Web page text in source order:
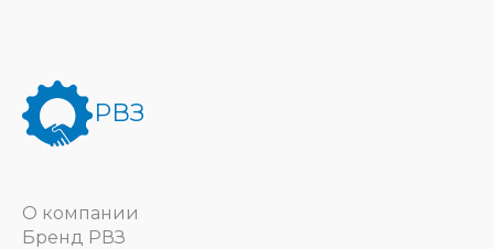
РВЗ
О компании
Бренд РВЗ